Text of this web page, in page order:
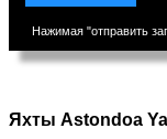
Нажимая "отправить
Яхты Astondoa